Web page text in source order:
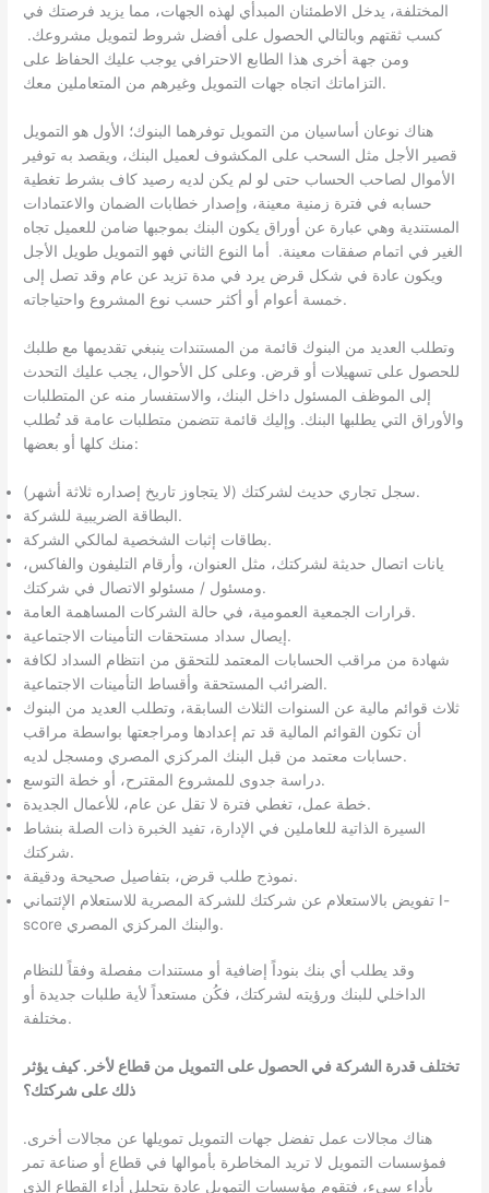
المختلفة، يدخل الاطمئنان المبدأي لهذه الجهات، مما يزيد فرصتك في
كسب ثقتهم وبالتالي الحصول على أفضل شروط لتمويل مشروعك.
ومن جهة أخرى هذا الطابع الاحترافي يوجب عليك الحفاظ على
التزاماتك اتجاه جهات التمويل وغيرهم من المتعاملين معك.
هناك نوعان أساسيان من التمويل توفرهما البنوك؛ الأول هو التمويل
قصير الأجل مثل السحب على المكشوف لعميل البنك، ويقصد به توفير
الأموال لصاحب الحساب حتى لو لم يكن لديه رصيد كاف بشرط تغطية
حسابه في فترة زمنية معينة، وإصدار خطابات الضمان والاعتمادات
المستندية وهي عبارة عن أوراق يكون البنك بموجبها ضامن للعميل تجاه
الغير في اتمام صفقات معينة. أما النوع الثاني فهو التمويل طويل الأجل
ويكون عادة في شكل قرض يرد في مدة تزيد عن عام وقد تصل إلى
خمسة أعوام أو أكثر حسب نوع المشروع واحتياجاته.
وتطلب العديد من البنوك قائمة من المستندات ينبغي تقديمها مع طلبك
للحصول على تسهيلات أو قرض. وعلى كل الأحوال، يجب عليك التحدث
إلى الموظف المسئول داخل البنك، والاستفسار منه عن المتطلبات
والأوراق التي يطلبها البنك. وإليك قائمة تتضمن متطلبات عامة قد تُطلب
منك كلها أو بعضها:
سجل تجاري حديث لشركتك (لا يتجاوز تاريخ إصداره ثلاثة أشهر).
البطاقة الضريبية للشركة.
بطاقات إثبات الشخصية لمالكي الشركة.
يانات اتصال حديثة لشركتك، مثل العنوان، وأرقام التليفون والفاكس،
ومسئول / مسئولو الاتصال في شركتك.
قرارات الجمعية العمومية، في حالة الشركات المساهمة العامة.
إيصال سداد مستحقات التأمينات الاجتماعية.
شهادة من مراقب الحسابات المعتمد للتحقق من انتظام السداد لكافة
الضرائب المستحقة وأقساط التأمينات الاجتماعية.
ثلاث قوائم مالية عن السنوات الثلاث السابقة، وتطلب العديد من البنوك
أن تكون القوائم المالية قد تم إعدادها ومراجعتها بواسطة مراقب
حسابات معتمد من قبل البنك المركزي المصري ومسجل لديه.
دراسة جدوى للمشروع المقترح، أو خطة التوسع.
خطة عمل، تغطي فترة لا تقل عن عام، للأعمال الجديدة.
السيرة الذاتية للعاملين في الإدارة، تفيد الخبرة ذات الصلة بنشاط
شركتك.
نموذج طلب قرض، بتفاصيل صحيحة ودقيقة.
تفويض بالاستعلام عن شركتك للشركة المصرية للاستعلام الإئتماني I-
score والبنك المركزي المصري.
وقد يطلب أي بنك بنوداً إضافية أو مستندات مفصلة وفقاً للنظام
الداخلي للبنك ورؤيته لشركتك، فكُن مستعداً لأية طلبات جديدة أو
مختلفة.
تختلف قدرة الشركة في الحصول على التمويل من قطاع لأخر. كيف يؤثر
ذلك على شركتك؟
هناك مجالات عمل تفضل جهات التمويل تمويلها عن مجالات أخرى.
فمؤسسات التمويل لا تريد المخاطرة بأموالها في قطاع أو صناعة تمر
بأداء سيء، فتقوم مؤسسات التمويل عادة بتحليل أداء القطاع الذي